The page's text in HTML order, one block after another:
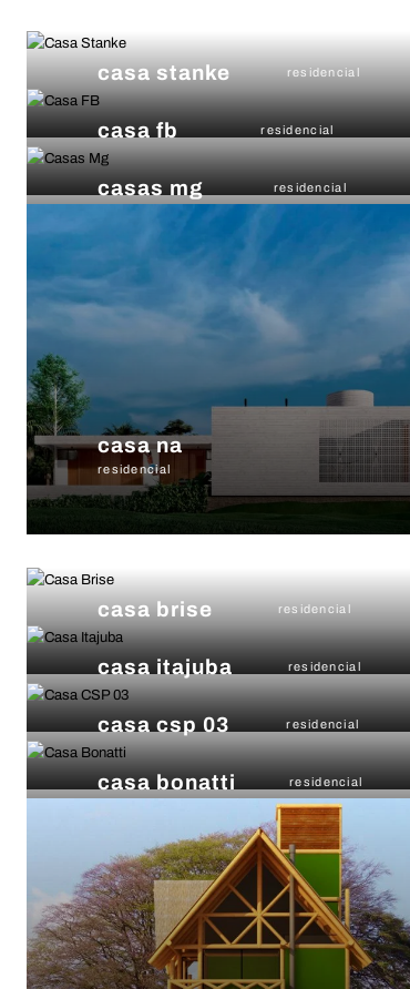
casa stanke residencial
casa fb residencial
casas mg residencial
casa na
residencial
casa brise residencial
casa itajuba residencial
casa csp 03 residencial
casa bonatti residencial